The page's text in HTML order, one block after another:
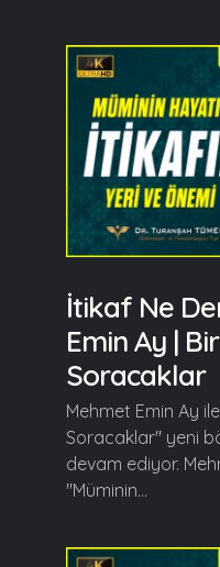
İtikaf Ne
Emin Ay |
Soracaklar
Mehmet Emin Ay
Soracaklar" yeni
devam ediyor.
"Müminin...